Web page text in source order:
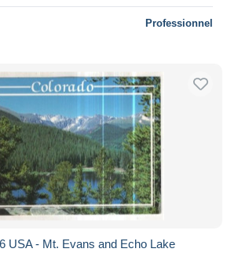
Professionnel
USA - Mt. Evans and Echo Lake